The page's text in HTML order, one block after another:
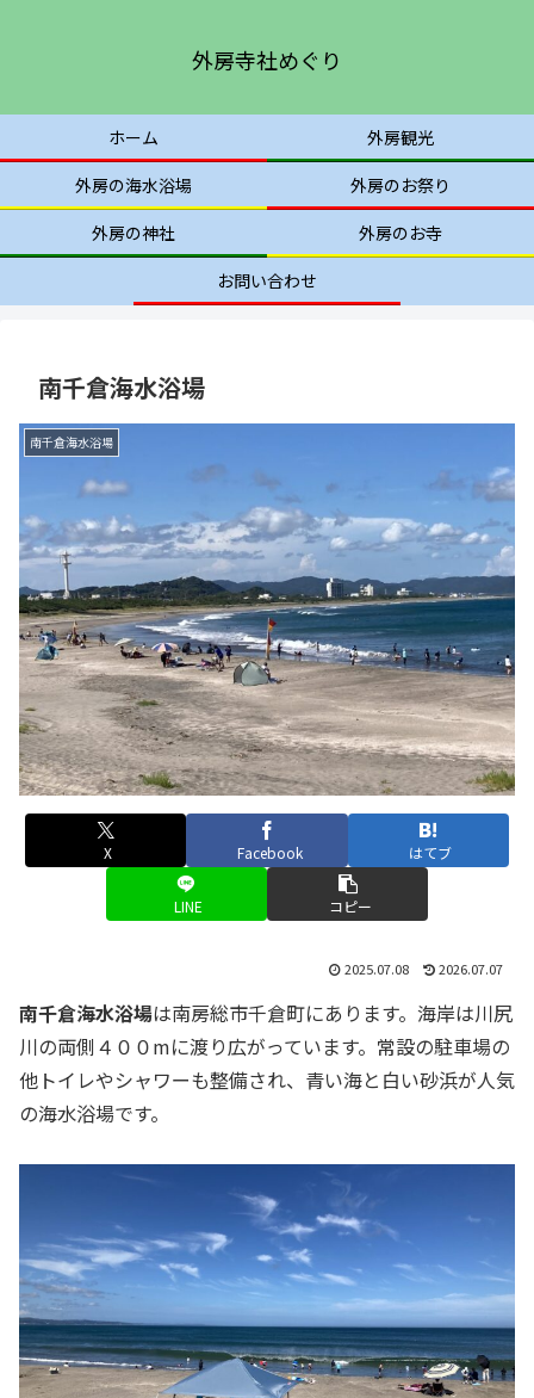
外房寺社めぐり
ホーム
外房観光
外房の海水浴場
外房のお祭り
外房の神社
外房のお寺
お問い合わせ
南千倉海水浴場
南千倉海水浴場
X Facebook はてブ
LINE コピー
2025.07.08 2026.07.07
南千倉海水浴場は南房総市千倉町にあります。海岸は川尻
川の両側４００mに渡り広がっています。常設の駐車場の
他トイレやシャワーも整備され、青い海と白い砂浜が人気
の海水浴場です。